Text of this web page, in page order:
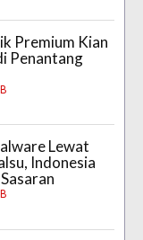
Premium Kian
Penantang
Lewat
Indonesia